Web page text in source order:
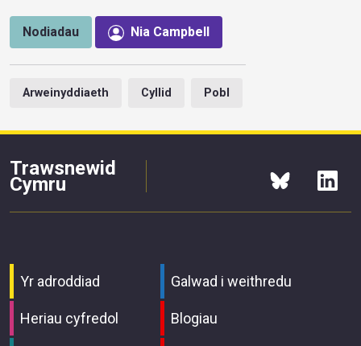
Nodiadau Nia Campbell
Arweinyddiaeth Cyllid Pobl
Trawsnewid
Cymru
Yr adroddiad
Heriau cyfredol
Galwad i weithredu
Blogiau